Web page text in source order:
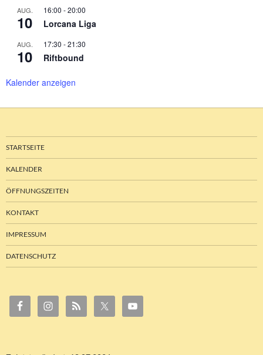
AUG.
10
16:00 -20:00
Lorcana Liga
AUG.
10
17:30 -21:30
Riftbound
Kalender anzeigen
STARTSEITE
KALENDER
ÖFFNUNGSZEITEN
KONTAKT
IMPRESSUM
DATENSCHUTZ